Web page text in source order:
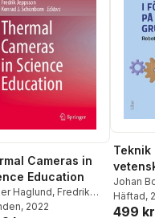
Cameras in
Education
Haglund, Fredrik
,Konrad J.
, 2022
Teknik
Johan
Haglund
Pernilla
Häftad,
499 kr